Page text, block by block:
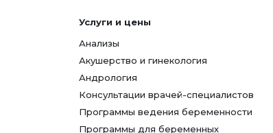
Услуги и цены
Анализы
Акушерство и гинекология
Андрология
Консультации врачей-специалистов
Программы ведения беременности
Программы для беременных